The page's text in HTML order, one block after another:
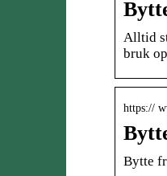
Alltid
bruk
https://
Bytte